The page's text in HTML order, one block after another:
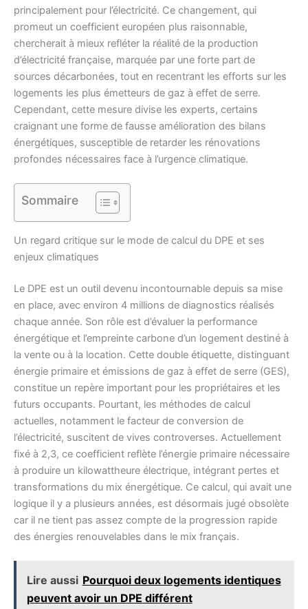
principalement pour l’électricité. Ce changement, qui
promeut un coefficient européen plus raisonnable,
chercherait à mieux refléter la réalité de la production
d’électricité française, marquée par une forte part de
sources décarbonées, tout en recentrant les efforts sur les
logements les plus émetteurs de gaz à effet de serre.
Cependant, cette mesure divise les experts, certains
craignant une forme de fausse amélioration des bilans
énergétiques, susceptible de retarder les rénovations
profondes nécessaires face à l’urgence climatique.
Sommaire
Un regard critique sur le mode de calcul du DPE et ses
enjeux climatiques
Le DPE est un outil devenu incontournable depuis sa mise
en place, avec environ 4 millions de diagnostics réalisés
chaque année. Son rôle est d’évaluer la performance
énergétique et l’empreinte carbone d’un logement destiné à
la vente ou à la location. Cette double étiquette, distinguant
énergie primaire et émissions de gaz à effet de serre (GES),
constitue un repère important pour les propriétaires et les
futurs occupants. Pourtant, les méthodes de calcul
actuelles, notamment le facteur de conversion de
l’électricité, suscitent de vives controverses. Actuellement
fixé à 2,3, ce coefficient reflète l’énergie primaire nécessaire
à produire un kilowattheure électrique, intégrant pertes et
transformations du mix énergétique. Ce calcul, qui avait une
logique il y a plusieurs années, est désormais jugé obsolète
car il ne tient pas assez compte de la progression rapide
des énergies renouvelables dans le mix français.
Lire aussi Pourquoi deux logements identiques
peuvent avoir un DPE différent